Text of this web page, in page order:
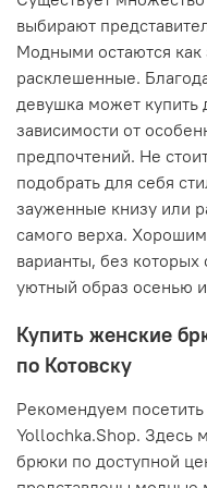
выбирают
Модными остаются
расклешенные.
девушка может купить
зависимости от
предпочтений. Не
подобрать для себя
зауженные книзу или
самого верха.
варианты, без
уютный образ осенью
Купить женские
по Котовску
Рекомендуем
Yollochka.Shop. Здесь
брюки по доступной